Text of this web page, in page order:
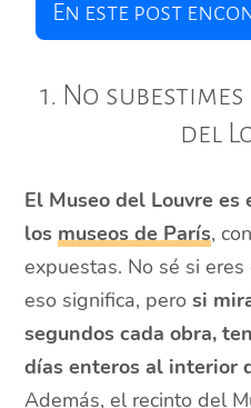
1. No
del
El Museo del Louvre
losmuseos de París,
expuestas. No sé si
eso significa, perosi
segundos cada obra,
días enteros al interior
Además, el recinto del